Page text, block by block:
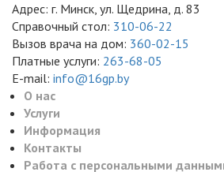
Адрес: г. Минск, ул. Щедрина, д. 83
Справочный стол: 310-06-22
Вызов врача на дом: 360-02-15
Платные услуги: 263-68-05
E-mail: info@16gp.by
О нас
Услуги
Информация
Контакты
Работа с персональными